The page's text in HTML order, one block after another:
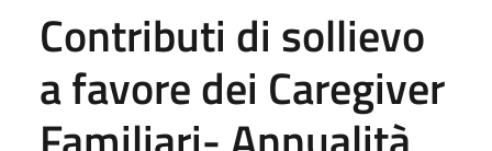
Contributi di sollievo
a favore dei Caregiver